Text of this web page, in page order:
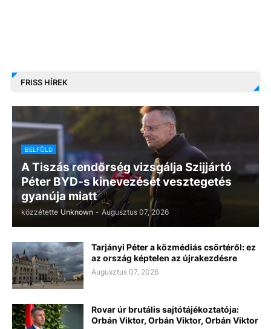
FRISS HÍREK
BELFÖLD
A Tiszás rendőrség vizsgálja Szijjártó
Péter BYD-s kinevezését vesztegetés
gyanúja miatt
közzétette Unknown - Augusztus 07, 2026
Tarjányi Péter a közmédiás csörtéről: ez
az ország képtelen az újrakezdésre
Augusztus 07, 2026
Rovar úr brutális sajtótájékoztatója:
Orbán Viktor, Orbán Viktor, Orbán Viktor